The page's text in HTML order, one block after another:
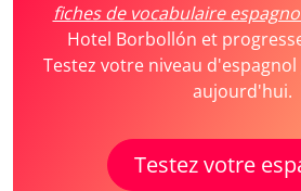
fiches de vocabulaire
Hotel Borbollón et
Testez votre niveau
aujourd'hui.
Testez votre